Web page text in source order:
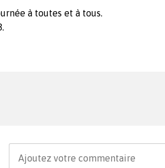
à toutes et à tous.